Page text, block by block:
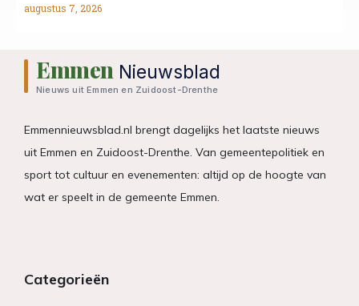
augustus 7, 2026
Emmen Nieuwsblad
Nieuws uit Emmen en Zuidoost-Drenthe
Emmennieuwsblad.nl brengt dagelijks het laatste nieuws
uit Emmen en Zuidoost-Drenthe. Van gemeentepolitiek en
sport tot cultuur en evenementen: altijd op de hoogte van
wat er speelt in de gemeente Emmen.
Categorieën